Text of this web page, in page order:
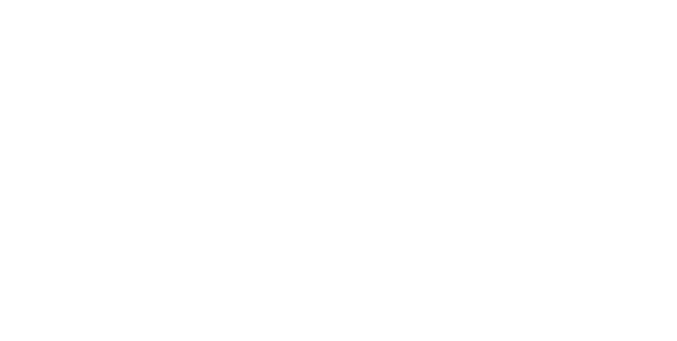
মাধ্যমে
প্রক্রিয়ায়
যোগ্যতার